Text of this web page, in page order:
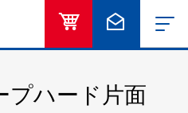
オンラインショ
プハード片面